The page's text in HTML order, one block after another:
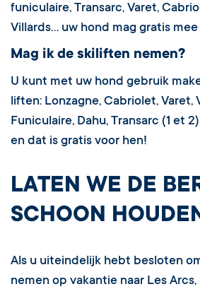
funiculaire, Transarc, Varet,
Villards… uw hond mag gratis mee
Mag ik de skiliften nemen?
U kunt met uw hond gebruik
liften: Lonzagne, Cabriolet, Varet,
Funiculaire, Dahu, Transarc (1 et
en dat is gratis voor hen!
LATEN WE DE
SCHOON
Als u uiteindelijk hebt besloten
nemen op vakantie naar Les